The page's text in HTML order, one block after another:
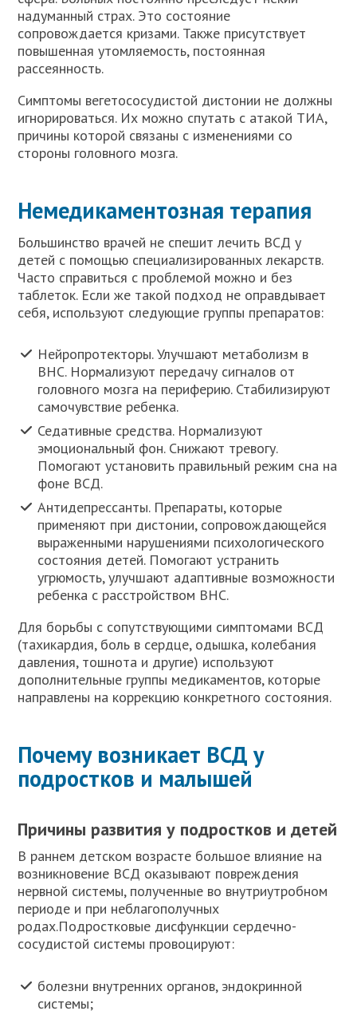
надуманный страх. Это состояние
сопровождается кризами. Также присутствует
повышенная утомляемость, постоянная
рассеянность.
Симптомы вегетососудистой дистонии не должны
игнорироваться. Их можно спутать с атакой ТИА,
причины которой связаны с изменениями со
стороны головного мозга.
Немедикаментозная терапия
Большинство врачей не спешит лечить ВСД у
детей с помощью специализированных лекарств.
Часто справиться с проблемой можно и без
таблеток. Если же такой подход не оправдывает
себя, используют следующие группы препаратов:
Нейропротекторы. Улучшают метаболизм в
ВНС. Нормализуют передачу сигналов от
головного мозга на периферию. Стабилизируют
самочувствие ребенка.
Седативные средства. Нормализуют
эмоциональный фон. Снижают тревогу.
Помогают установить правильный режим сна на
фоне ВСД.
Антидепрессанты. Препараты, которые
применяют при дистонии, сопровождающейся
выраженными нарушениями психологического
состояния детей. Помогают устранить
угрюмость, улучшают адаптивные возможности
ребенка с расстройством ВНС.
Для борьбы с сопутствующими симптомами ВСД
(тахикардия, боль в сердце, одышка, колебания
давления, тошнота и другие) используют
дополнительные группы медикаментов, которые
направлены на коррекцию конкретного состояния.
Почему возникает ВСД у
подростков и малышей
Причины развития у подростков и детей
В раннем детском возрасте большое влияние на
возникновение ВСД оказывают повреждения
нервной системы, полученные во внутриутробном
периоде и при неблагополучных
родах.Подростковые дисфункции сердечно-
сосудистой системы провоцируют:
болезни внутренних органов, эндокринной
системы;